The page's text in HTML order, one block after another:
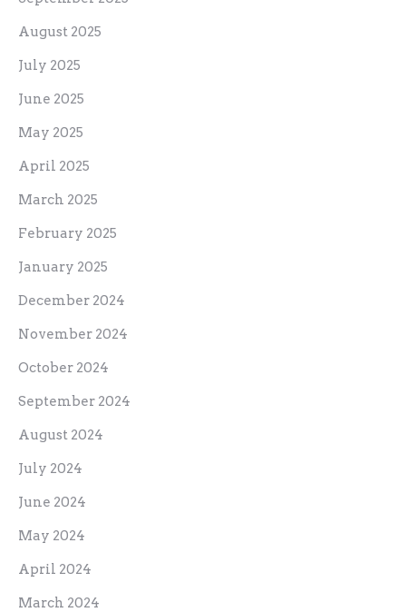
August 2025
July 2025
June 2025
May 2025
April 2025
March 2025
February 2025
January 2025
December 2024
November 2024
October 2024
September 2024
August 2024
July 2024
June 2024
May 2024
April 2024
March 2024